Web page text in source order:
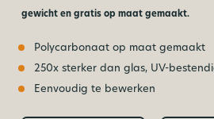
gewicht en gratis op maat gemaakt.
Polycarbonaat op maat gemaakt
250x sterker dan glas, UV-
Eenvoudig te bewerken